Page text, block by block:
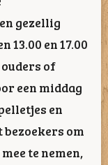
gezellig
13.00 en 17.00
of
een middag
en
om
te nemen,